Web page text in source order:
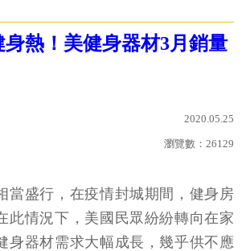
熱！美健身器材3月銷量
2020.05.25
瀏覽數： 26129
當盛行，在疫情封城期間，健身房
此情況下，美國民眾紛紛轉向在家
身器材需求大幅成長，幾乎供不應